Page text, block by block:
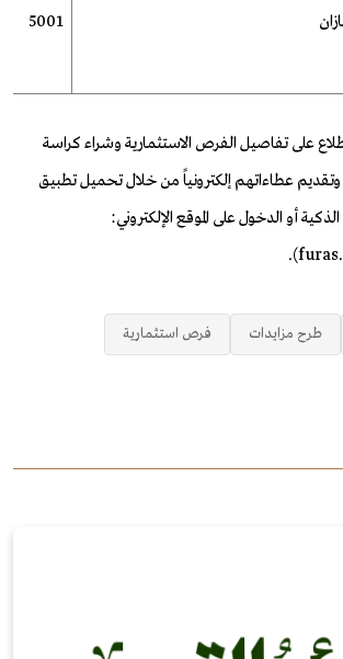
5001
على تفاصيل الفرص الاستثمارية وشراء كراسة
عطاءاتهم إلكترونياً من خلال تحميل تطبيق
أو الدخول على الموقع الإلكتروني:
طرح مزايدات فرص استثمارية